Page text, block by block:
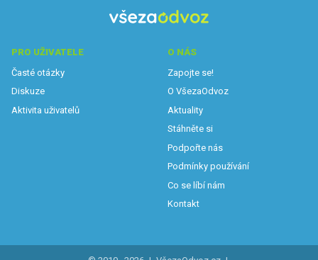
PRO UŽIVATELE
Časté otázky
Diskuze
Aktivita uživatelů
O NÁS
Zapojte se!
O VšezaOdvoz
Aktuality
Stáhněte si
Podpořte nás
Podmínky používání
Co se líbí nám
Kontakt